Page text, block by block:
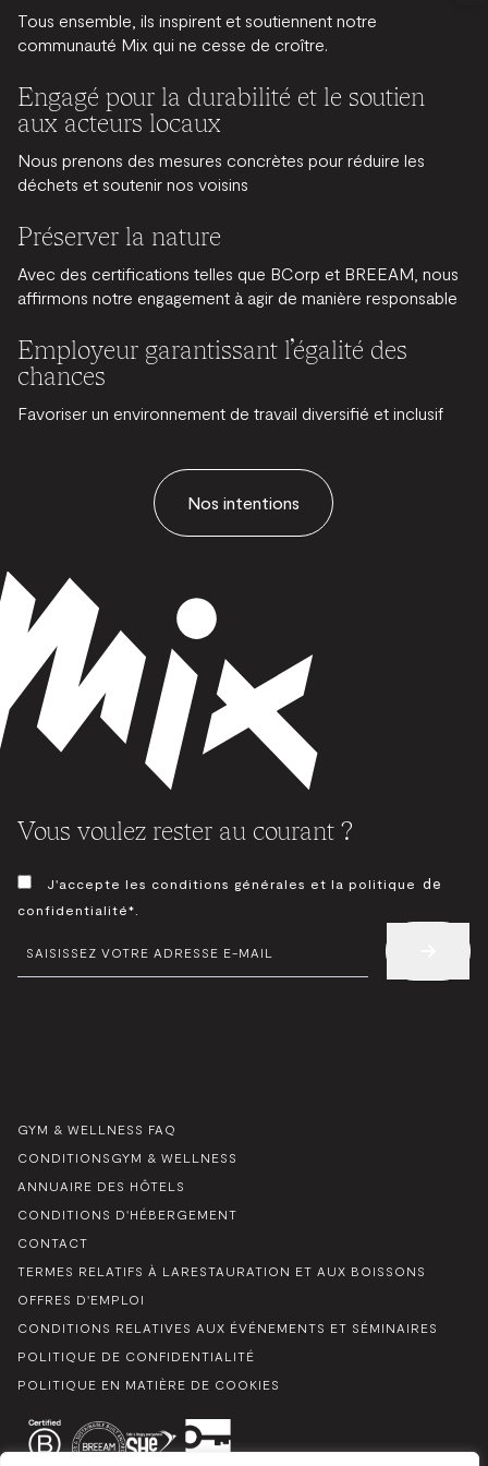
utilisés pour des abonnements annuels ou mensuels.
abonnements.
Tous ensemble, ils inspirent et soutiennent notre
communauté Mix qui ne cesse de croître.
Engagé pour la durabilité et le soutien
aux acteurs locaux
Nous prenons des mesures concrètes pour réduire les
déchets et soutenir nos voisins
Préserver la nature
Avec des certifications telles que BCorp et BREEAM, nous
affirmons notre engagement à agir de manière responsable
Employeur garantissant l’égalité des
chances
Favoriser un environnement de travail diversifié et inclusif
Nos intentions
Vous voulez rester au courant ?
CONSENTEMENT
J'accepte les conditions générales et la politique de
confidentialité*.
E-
MAIL
GYM & WELLNESS FAQ
CONDITIONSGYM & WELLNESS
ANNUAIRE DES HÔTELS
CONDITIONS D'HÉBERGEMENT
CONTACT
TERMES RELATIFS À LARESTAURATION ET AUX BOISSONS
OFFRES D'EMPLOI
CONDITIONS RELATIVES AUX ÉVÉNEMENTS ET SÉMINAIRES
POLITIQUE DE CONFIDENTIALITÉ
POLITIQUE EN MATIÈRE DE COOKIES